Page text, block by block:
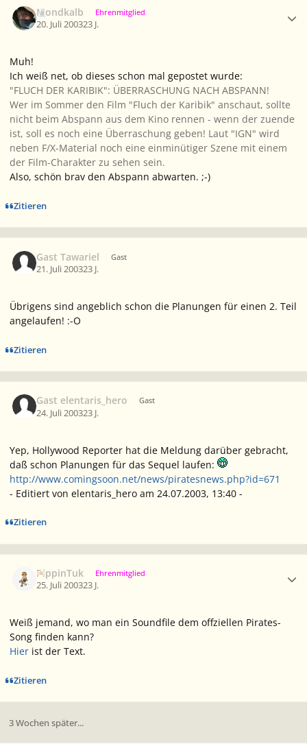
Mondkalb Ehrenmitglied
20. Juli 200323 J.
Muh!
Ich weiß net, ob dieses schon mal gepostet wurde:
"FLUCH DER KARIBIK": ÜBERRASCHUNG NACH ABSPANN!
Wer im Sommer den Film "Fluch der Karibik" anschaut, sollte
nicht beim Abspann aus dem Kino rennen - wenn der zuende
ist, soll es noch eine Überraschung geben! Laut "IGN" wird
neben F/X-Material noch eine einminütiger Szene mit einem
der Film-Charakter zu sehen sein.
Also, schön brav den Abspann abwarten. ;-)
Zitieren
Gast Tawariel Gast
21. Juli 200323 J.
Übrigens sind angeblich schon die Planungen für einen 2. Teil
angelaufen! :-O
Zitieren
Gast elentaris_hero Gast
24. Juli 200323 J.
Yep, Hollywood Reporter hat die Meldung darüber gebracht,
daß schon Planungen für das Sequel laufen:
http://www.comingsoon.net/news/piratesnews.php?id=671
- Editiert von elentaris_hero am 24.07.2003, 13:40 -
Zitieren
PippinTuk Ehrenmitglied
25. Juli 200323 J.
Weiß jemand, wo man ein Soundfile dem offziellen Pirates-
Song finden kann?
Hier ist der Text.
Zitieren
3 Wochen später...